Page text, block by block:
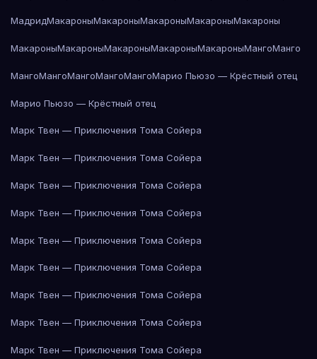
МадридМакароныМакароныМакароныМакароныМакароны
МакароныМакароныМакароныМакароныМакароныМангоМанго
МангоМангоМангоМангоМангоМарио Пьюзо — Крёстный отец
Марио Пьюзо — Крёстный отец
Марк Твен — Приключения Тома Сойера
Марк Твен — Приключения Тома Сойера
Марк Твен — Приключения Тома Сойера
Марк Твен — Приключения Тома Сойера
Марк Твен — Приключения Тома Сойера
Марк Твен — Приключения Тома Сойера
Марк Твен — Приключения Тома Сойера
Марк Твен — Приключения Тома Сойера
Марк Твен — Приключения Тома Сойера